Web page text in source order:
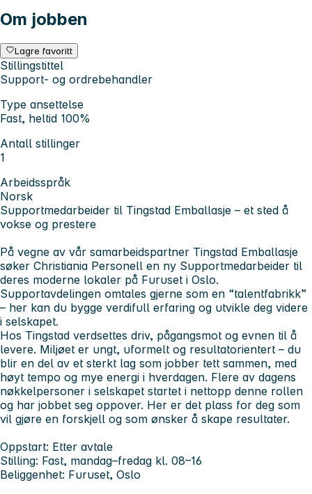
Om jobben
Lagre favoritt
Stillingstittel
Support- og ordrebehandler
Type ansettelse
Fast, heltid 100%
Antall stillinger
1
Arbeidsspråk
Norsk
Supportmedarbeider til Tingstad Emballasje – et sted å
vokse og prestere
På vegne av vår samarbeidspartner Tingstad Emballasje
søker Christiania Personell en ny Supportmedarbeider til
deres moderne lokaler på Furuset i Oslo.
Supportavdelingen omtales gjerne som en “talentfabrikk”
– her kan du bygge verdifull erfaring og utvikle deg videre
i selskapet.
Hos Tingstad verdsettes driv, pågangsmot og evnen til å
levere. Miljøet er ungt, uformelt og resultatorientert – du
blir en del av et sterkt lag som jobber tett sammen, med
høyt tempo og mye energi i hverdagen. Flere av dagens
nøkkelpersoner i selskapet startet i nettopp denne rollen
og har jobbet seg oppover. Her er det plass for deg som
vil gjøre en forskjell og som ønsker å skape resultater.
Oppstart: Etter avtale
Stilling: Fast, mandag–fredag kl. 08–16
Beliggenhet: Furuset, Oslo